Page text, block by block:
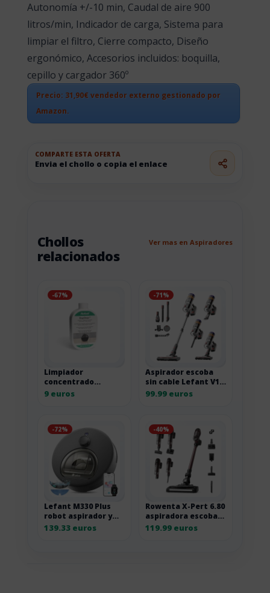
Autonomía +/-10 min, Caudal de aire 900
litros/min, Indicador de carga, Sistema para
limpiar el filtro, Cierre compacto, Diseño
ergonómico, Accesorios incluidos: boquilla,
cepillo y cargador 360º
Precio: 31,90€ vendedor externo gestionado por
Amazon.
COMPARTE ESTA OFERTA
Envia el chollo o copia el enlace
Chollos
relacionados
Ver mas en Aspiradores
-67%
Limpiador
concentrado
StayClean de iRobot
9 euros
-71%
Aspirador escoba
sin cable Lefant V1
de 40 kPa
99.99 euros
-72%
Lefant M330 Plus
robot aspirador y
fregasuelos 3 en 1
139.33 euros
-40%
Rowenta X-Pert 6.80
aspiradora escoba
sin cable RH6483E0
119.99 euros